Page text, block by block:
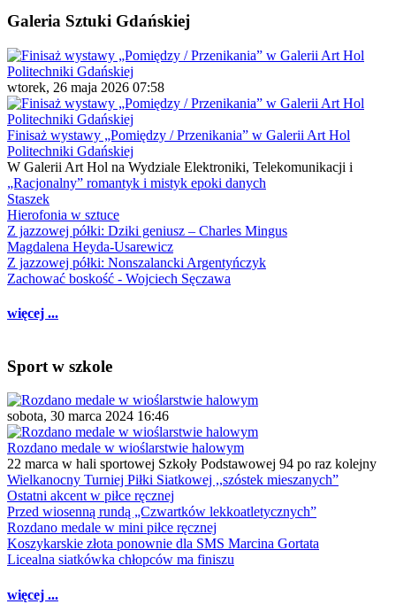
Galeria Sztuki Gdańskiej
wtorek, 26 maja 2026 07:58
Finisaż wystawy „Pomiędzy / Przenikania” w Galerii Art Hol
Politechniki Gdańskiej
W Galerii Art Hol na Wydziale Elektroniki, Telekomunikacji i
„Racjonalny” romantyk i mistyk epoki danych
Staszek
Hierofonia w sztuce
Z jazzowej półki: Dziki geniusz – Charles Mingus
Magdalena Heyda-Usarewicz
Z jazzowej półki: Nonszalancki Argentyńczyk
Zachować boskość - Wojciech Sęczawa
więcej ...
Sport w szkole
sobota, 30 marca 2024 16:46
Rozdano medale w wioślarstwie halowym
22 marca w hali sportowej Szkoły Podstawowej 94 po raz kolejny
Wielkanocny Turniej Piłki Siatkowej ,,szóstek mieszanych”
Ostatni akcent w piłce ręcznej
Przed wiosenną rundą „Czwartków lekkoatletycznych”
Rozdano medale w mini piłce ręcznej
Koszykarskie złota ponownie dla SMS Marcina Gortata
Licealna siatkówka chłopców ma finiszu
więcej ...